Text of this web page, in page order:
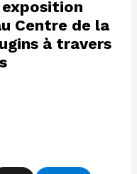
Centre de la
à travers